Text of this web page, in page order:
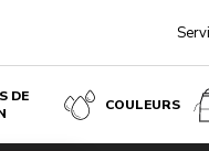
DE
COULEURS